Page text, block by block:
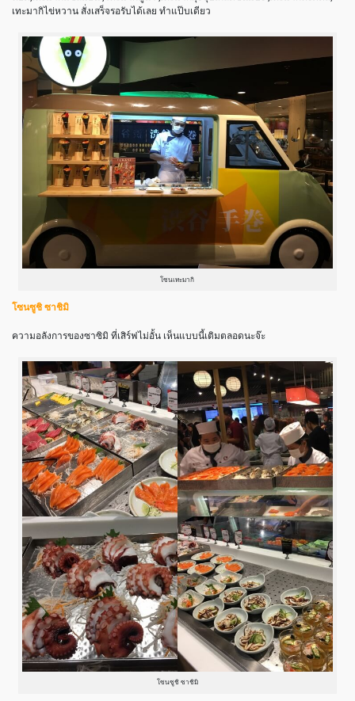
เทะมากิไข่หวาน สั่งเสร็จรอรับได้เลย ทำแป๊บเดียว
โซนเทะมากิ
โซนซูชิ ซาชิมิ
ความอลังการของซาซิมิ ที่เสิร์ฟไม่อั้น เห็นแบบนี้เติมตลอดนะจ๊ะ
โซนซูชิ ซาชิมิ